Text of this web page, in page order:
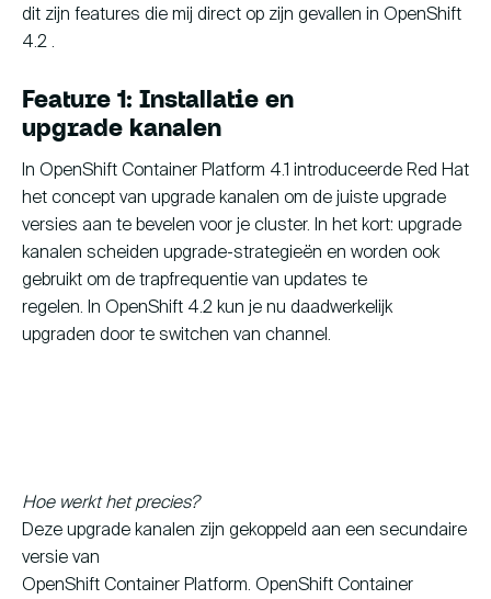
dit zijn features die mij direct op zijn gevallen in OpenShift
4.2 .
Feature 1: Installatie en
upgrade kanalen
In OpenShift Container Platform 4.1 introduceerde Red Hat
het concept van upgrade kanalen om de juiste upgrade
versies aan te bevelen voor je cluster. In het kort: upgrade
kanalen scheiden upgrade-strategieën en worden ook
gebruikt om de trapfrequentie van updates te
regelen. In OpenShift 4.2 kun je nu daadwerkelijk
upgraden door te switchen van channel.
Hoe werkt het precies?
Deze upgrade kanalen zijn gekoppeld aan een secundaire
versie van
OpenShift Container Platform. OpenShift Container